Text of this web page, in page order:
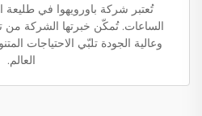
تُعتبر شركة باورويهوا في طليعة
الساعات. تُمكّن خبرتها الشركة
وعالية الجودة تلبّي الاحتياجات
العالم.